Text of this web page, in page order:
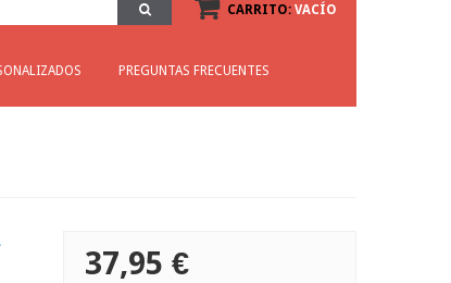
CARRITO: VACÍO
PREGUNTAS FRECUENTES
37,95 €